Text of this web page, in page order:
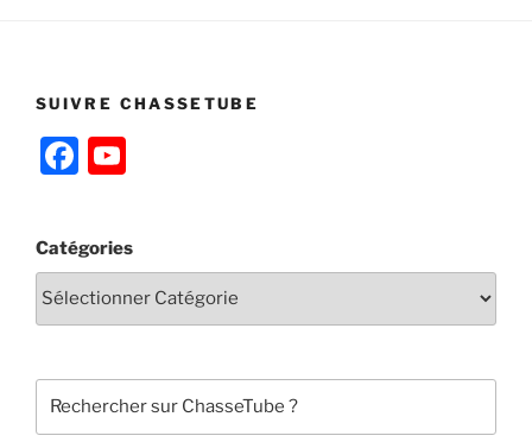
SUIVRE CHASSETUBE
F
c
e
b
o
k
T
u
e
C
Catégories